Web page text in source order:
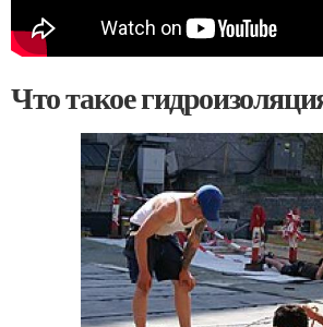
Что такое